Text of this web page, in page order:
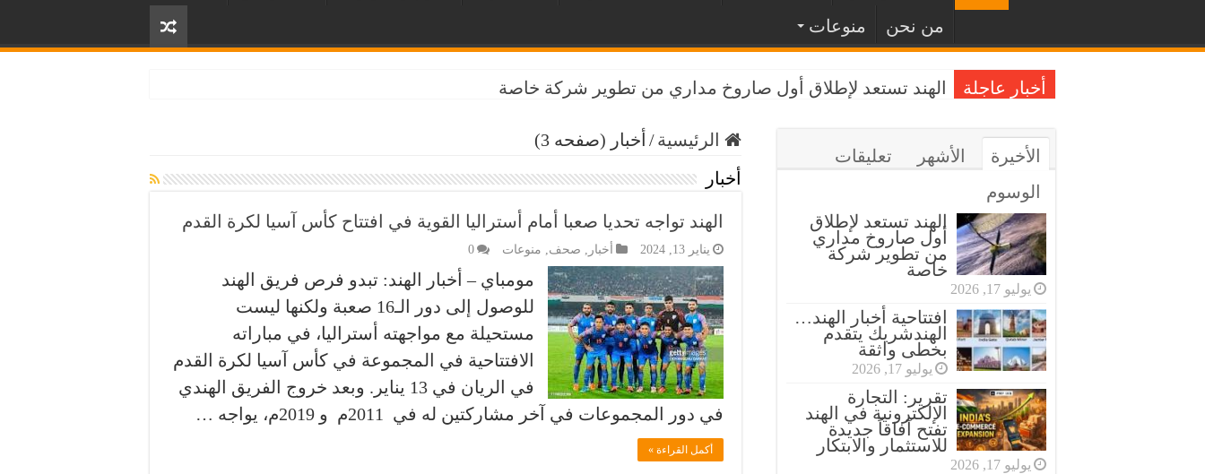
من نحن
منوعات
أخبار عاجلة الهند تستعد لإطلاق أول صاروخ مداري من تطوير شركة خاصة
الرئيسية/ أخبار (صفحه 3)
أخبار
الهند تواجه تحديا صعبا أمام أستراليا القوية في افتتاح كأس آسيا لكرة القدم
يناير 13, 2024 أخبار , صحف, منوعات 0
مومباي – أخبار الهند: تبدو فرص فريق الهند
للوصول إلى دور الـ16 صعبة ولكنها ليست
مستحيلة مع مواجهته أستراليا، في مباراته
الافتتاحية في المجموعة في كأس آسيا لكرة القدم
في الريان في 13 يناير. وبعد خروج الفريق الهندي
في دور المجموعات في آخر مشاركتين له في 2011م و 2019م، يواجه …
أكمل القراءة »
الأخيرة الأشهر
تعليقات
الوسوم
الهند تستعد لإطلاق
أول صاروخ مداري
من تطوير شركة
خاصة
يوليو 17, 2026
افتتاحية أخبار الهند…
الهندشريك يتقدم
بخطى واثقة
يوليو 17, 2026
تقرير: التجارة
الإلكترونية في الهند
تفتح آفاقاً جديدة
للاستثمار والابتكار
يوليو 17, 2026